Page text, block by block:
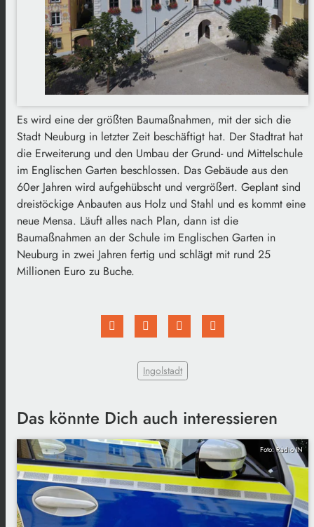
Es wird eine der größten Baumaßnahmen, mit der sich die
Stadt Neuburg in letzter Zeit beschäftigt hat. Der Stadtrat hat
die Erweiterung und den Umbau der Grund- und Mittelschule
im Englischen Garten beschlossen. Das Gebäude aus den
60er Jahren wird aufgehübscht und vergrößert. Geplant sind
dreistöckige Anbauten aus Holz und Stahl und es kommt eine
neue Mensa. Läuft alles nach Plan, dann ist die
Baumaßnahmen an der Schule im Englischen Garten in
Neuburg in zwei Jahren fertig und schlägt mit rund 25
Millionen Euro zu Buche.
Ingolstadt
Das könnte Dich auch interessieren
Foto: Radio IN